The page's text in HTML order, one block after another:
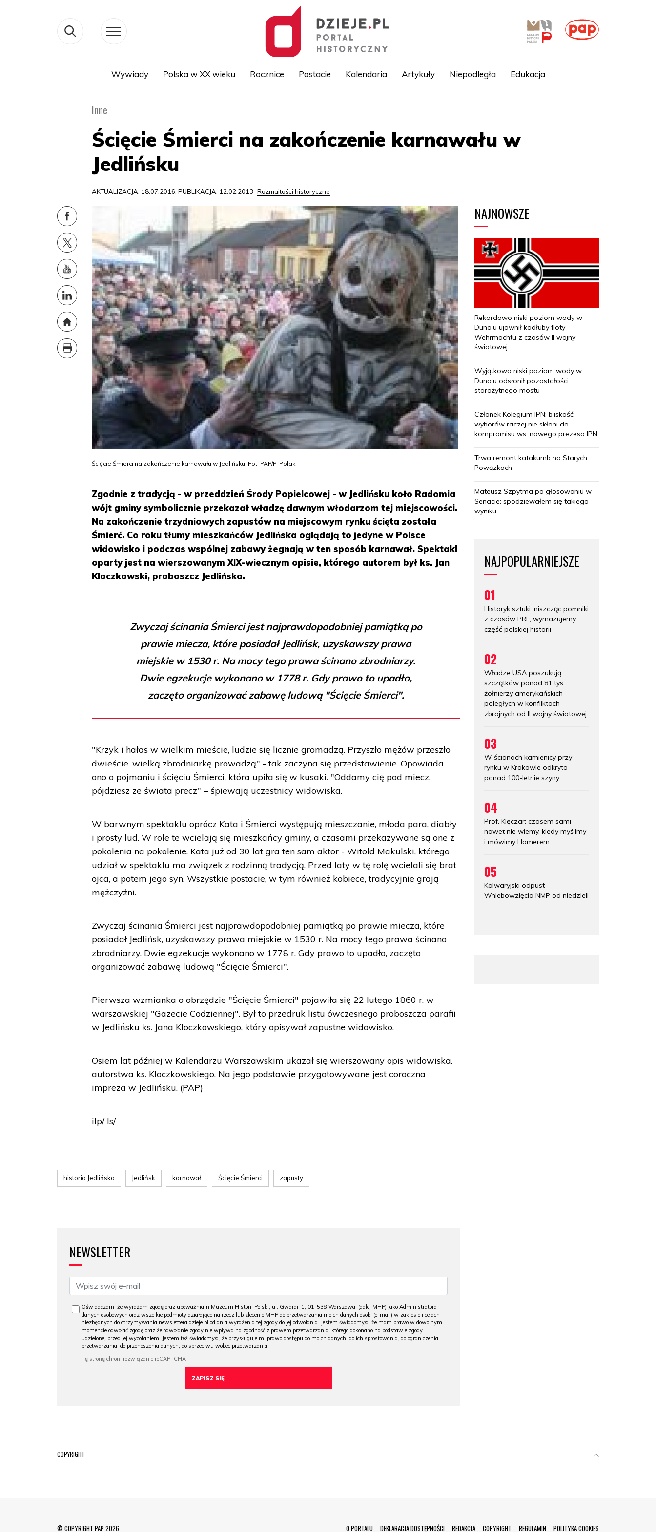
Wywiady Polska w XX wieku Rocznice Postacie Kalendaria Artykuły Niepodległa Edukacja
Inne
Ścięcie Śmierci na zakończenie karnawału w
Jedlińsku
AKTUALIZACJA: 18.07.2016, PUBLIKACJA: 12.02.2013 Rozmaitości historyczne
Ścięcie Śmierci na zakończenie karnawału w Jedlińsku. Fot. PAP/P. Polak
Zgodnie z tradycją - w przeddzień Środy Popielcowej - w Jedlińsku koło Radomia
wójt gminy symbolicznie przekazał władzę dawnym włodarzom tej miejscowości.
Na zakończenie trzydniowych zapustów na miejscowym rynku ścięta została
Śmierć. Co roku tłumy mieszkańców Jedlińska oglądają to jedyne w Polsce
widowisko i podczas wspólnej zabawy żegnają w ten sposób karnawał. Spektakl
oparty jest na wierszowanym XIX-wiecznym opisie, którego autorem był ks. Jan
Kloczkowski, proboszcz Jedlińska.
Zwyczaj ścinania Śmierci jest najprawdopodobniej pamiątką po
prawie miecza, które posiadał Jedlińsk, uzyskawszy prawa
miejskie w 1530 r. Na mocy tego prawa ścinano zbrodniarzy.
Dwie egzekucje wykonano w 1778 r. Gdy prawo to upadło,
zaczęto organizować zabawę ludową "Ścięcie Śmierci".
"Krzyk i hałas w wielkim mieście, ludzie się licznie gromadzą. Przyszło mężów przeszło
dwieście, wielką zbrodniarkę prowadzą" - tak zaczyna się przedstawienie. Opowiada
ono o pojmaniu i ścięciu Śmierci, która upiła się w kusaki. "Oddamy cię pod miecz,
pójdziesz ze świata precz" – śpiewają uczestnicy widowiska.
W barwnym spektaklu oprócz Kata i Śmierci występują mieszczanie, młoda para, diabły
i prosty lud. W role te wcielają się mieszkańcy gminy, a czasami przekazywane są one z
pokolenia na pokolenie. Kata już od 30 lat gra ten sam aktor - Witold Makulski, którego
udział w spektaklu ma związek z rodzinną tradycją. Przed laty w tę rolę wcielali się brat
ojca, a potem jego syn. Wszystkie postacie, w tym również kobiece, tradycyjnie grają
mężczyźni.
Zwyczaj ścinania Śmierci jest najprawdopodobniej pamiątką po prawie miecza, które
posiadał Jedlińsk, uzyskawszy prawa miejskie w 1530 r. Na mocy tego prawa ścinano
zbrodniarzy. Dwie egzekucje wykonano w 1778 r. Gdy prawo to upadło, zaczęto
organizować zabawę ludową "Ścięcie Śmierci".
Pierwsza wzmianka o obrzędzie "Ścięcie Śmierci" pojawiła się 22 lutego 1860 r. w
warszawskiej "Gazecie Codziennej". Był to przedruk listu ówczesnego proboszcza parafii
w Jedlińsku ks. Jana Kloczkowskiego, który opisywał zapustne widowisko.
Osiem lat później w Kalendarzu Warszawskim ukazał się wierszowany opis widowiska,
autorstwa ks. Kloczkowskiego. Na jego podstawie przygotowywane jest coroczna
impreza w Jedlińsku. (PAP)
ilp/ ls/
historia Jedlińska Jedlińsk karnawał Ścięcie Śmierci zapusty
NEWSLETTER
Oświadczam, że wyrażam zgodę oraz upoważniam Muzeum Historii Polski, ul. Gwardii 1, 01-538 Warszawa, (dalej MHP) jako Administratora
danych osobowych oraz wszelkie podmioty działające na rzecz lub zlecenie MHP do przetwarzania moich danych osob. (e-mail) w zakresie i celach
niezbędnych do otrzymywania newslettera dzieje.pl od dnia wyrażenia tej zgody do jej odwołania. Jestem świadomy/a, że mam prawo w dowolnym
momencie odwołać zgodę oraz że odwołanie zgody nie wpływa na zgodność z prawem przetwarzania, którego dokonano na podstawie zgody
udzielonej przed jej wycofaniem. Jestem też świadomy/a, że przysługuje mi prawo dostępu do moich danych, do ich sprostowania, do ograniczenia
przetwarzania, do przenoszenia danych, do sprzeciwu wobec przetwarzania.
NAJNOWSZE
Rekordowo niski poziom wody w
Dunaju ujawnił kadłuby floty
Wehrmachtu z czasów II wojny
światowej
Wyjątkowo niski poziom wody w
Dunaju odsłonił pozostałości
starożytnego mostu
Członek Kolegium IPN: bliskość
wyborów raczej nie skłoni do
kompromisu ws. nowego prezesa IPN
Trwa remont katakumb na Starych
Powązkach
Mateusz Szpytma po głosowaniu w
Senacie: spodziewałem się takiego
wyniku
NAJPOPULARNIEJSZE
01
Historyk sztuki: niszcząc pomniki
z czasów PRL, wymazujemy
część polskiej historii
02
Władze USA poszukują
szczątków ponad 81 tys.
żołnierzy amerykańskich
poległych w konfliktach
zbrojnych od II wojny światowej
03
W ścianach kamienicy przy
rynku w Krakowie odkryto
ponad 100-letnie szyny
04
Prof. Klęczar: czasem sami
nawet nie wiemy, kiedy myślimy
i mówimy Homerem
05
Kalwaryjski odpust
Wniebowzięcia NMP od niedzieli
COPYRIGHT
© COPYRIGHT PAP 2026 O PORTALU DEKLARACJA DOSTĘPNOŚCI REDAKCJA COPYRIGHT REGULAMIN POLITYKA COOKIES